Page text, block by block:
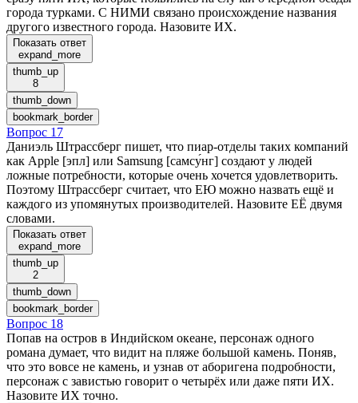
города турками. С НИМИ связано происхождение названия
другого известного города. Назовите ИХ.
Показать ответ
expand_more
thumb_up
8
thumb_down
bookmark_border
Вопрос 17
Даниэль Штрассберг пишет, что пиар-отделы таких компаний
как Apple [эпл] или Samsung [самсу́нг] создают у людей
ложные потребности, которые очень хочется удовлетворить.
Поэтому Штрассберг считает, что ЕЮ можно назвать ещё и
каждого из упомянутых производителей. Назовите ЕЁ двумя
словами.
Показать ответ
expand_more
thumb_up
2
thumb_down
bookmark_border
Вопрос 18
Попав на остров в Индийском океане, персонаж одного
романа думает, что видит на пляже большой камень. Поняв,
что это вовсе не камень, и узнав от аборигена подробности,
персонаж с завистью говорит о четырёх или даже пяти ИХ.
Назовите ИХ точно.